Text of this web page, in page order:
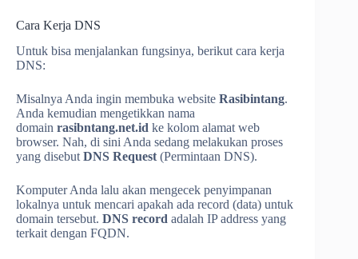
Cara Kerja DNS
Untuk bisa menjalankan fungsinya, berikut cara kerja
DNS:
Misalnya Anda ingin membuka website Rasibintang.
Anda kemudian mengetikkan nama
domain rasibntang.net.id ke kolom alamat web
browser. Nah, di sini Anda sedang melakukan proses
yang disebut DNS Request (Permintaan DNS).
Komputer Anda lalu akan mengecek penyimpanan
lokalnya untuk mencari apakah ada record (data) untuk
domain tersebut. DNS record adalah IP address yang
terkait dengan FQDN.